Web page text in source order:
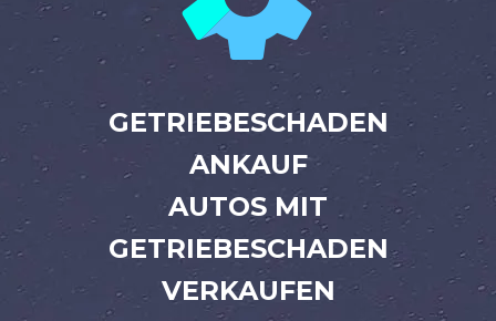
GETRIEBESCHADEN
ANKAUF
AUTOS MIT
GETRIEBESCHADEN
VERKAUFEN